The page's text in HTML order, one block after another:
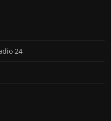
24